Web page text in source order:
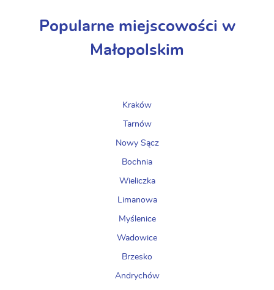
Popularne miejscowości w
Małopolskim
Kraków
Tarnów
Nowy Sącz
Bochnia
Wieliczka
Limanowa
Myślenice
Wadowice
Brzesko
Andrychów